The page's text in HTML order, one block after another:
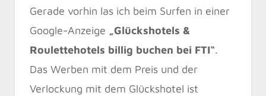
Gerade vorhin las ich beim Surfen in einer
Google-Anzeige „Glückshotels &
Roulettehotels billig buchen bei FTI“.
Das Werben mit dem Preis und der
Verlockung mit dem Glückshotel ist